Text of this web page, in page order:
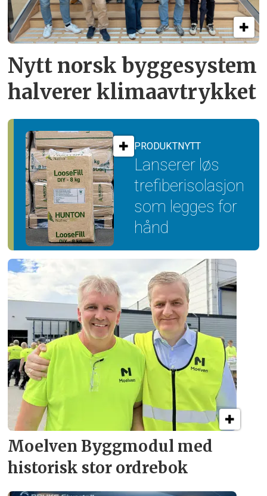
Nytt norsk byggesystem
halverer klimaavtrykket
PRODUKTNYTT
Lanserer løs
trefiber­isolasjon
som legges for
hånd
Moelven Byggmodul med
historisk stor ordrebok